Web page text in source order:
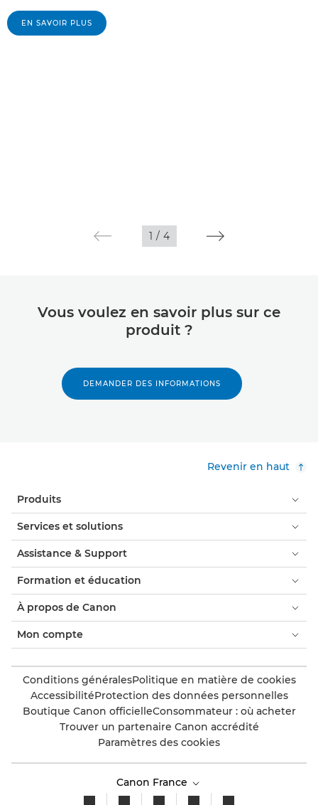
EN SAVOIR PLUS
1 / 4
Vous voulez en savoir plus sur ce
produit ?
DEMANDER DES INFORMATIONS
Revenir en haut
Produits
Services et solutions
Assistance & Support
Formation et éducation
À propos de Canon
Mon compte
Conditions généralesPolitique en matière de cookies
AccessibilitéProtection des données personnelles
Boutique Canon officielleConsommateur : où acheter
Trouver un partenaire Canon accrédité
Paramètres des cookies
Canon France